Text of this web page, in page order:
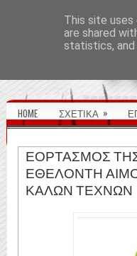
HOME ΣΧΕΤΙΚΑ »
ΕΟΡΤΑΣΜΟΣ
ΕΘΕΛΟΝΤΗ
ΚΑΛΩΝ ΤΕΧΝΩΝ
This site
are shared
statistics,